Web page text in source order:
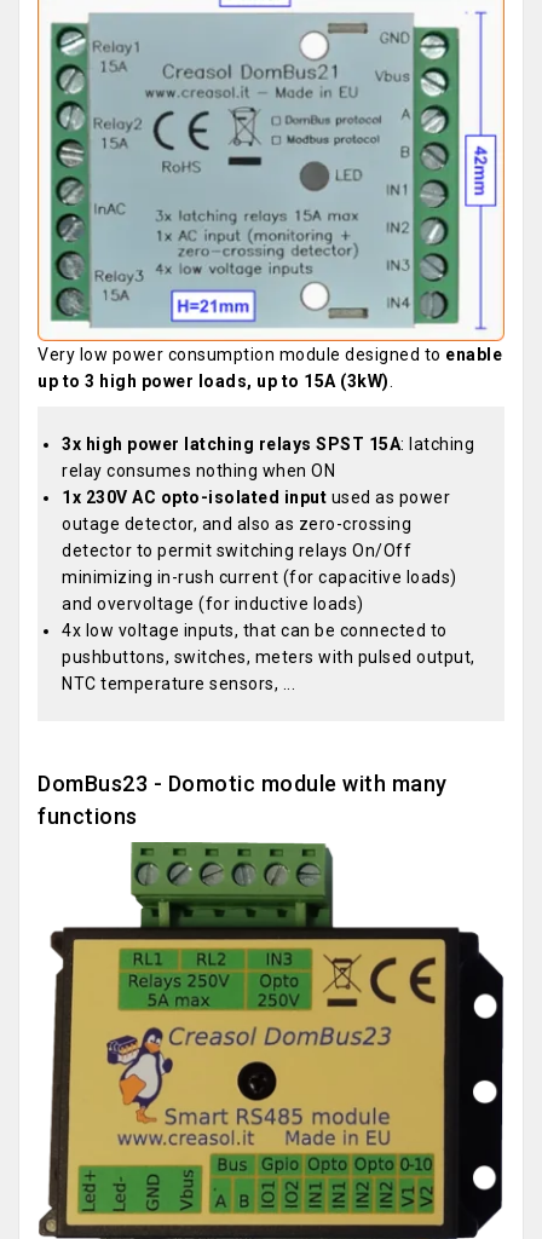
Very low power consumption module designed to enable
up to 3 high power loads, up to 15A (3kW)
3x high power latching relays SPST 15A: latching
relay consumes nothing when ON
1x 230V AC opto-isolated input used as power
outage detector, and also as zero-crossing
detector to permit switching relays On/Off
minimizing in-rush current (for capacitive loads)
and overvoltage (for inductive loads)
4x low voltage inputs, that can be connected to
pushbuttons, switches, meters with pulsed output,
NTC temperature sensors, ...
DomBus23 - Domotic module with many
functions